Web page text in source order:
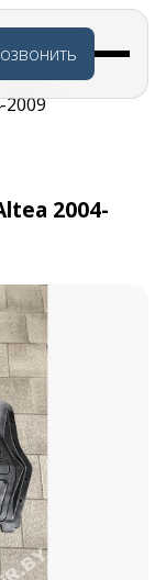
2009
2004-